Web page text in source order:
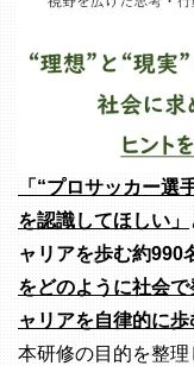
「“プロサッカー選
を認識してほしい」
ャリアを歩む約990
をどのように社会
ャリアを自律的に
本研修の目的を整